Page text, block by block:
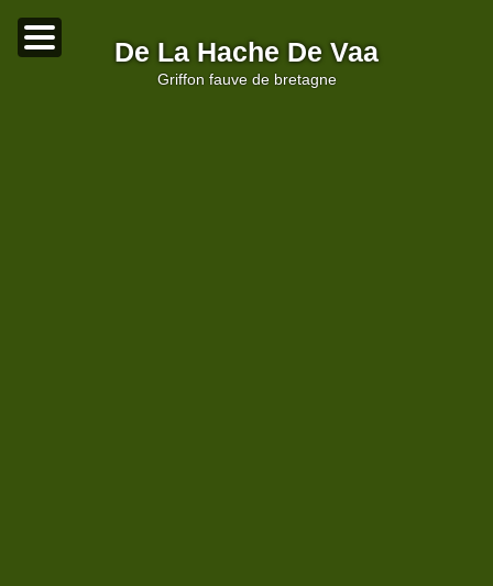
De La Hache De Vaa
griffon fauve de bretagne